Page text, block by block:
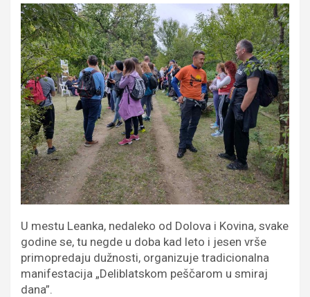
U mestu Leanka, nedaleko od Dolova i Kovina, svake
godine se, tu negde u doba kad leto i jesen vrše
primopredaju dužnosti, organizuje tradicionalna
manifestacija „Deliblatskom peščarom u smiraj
dana”.